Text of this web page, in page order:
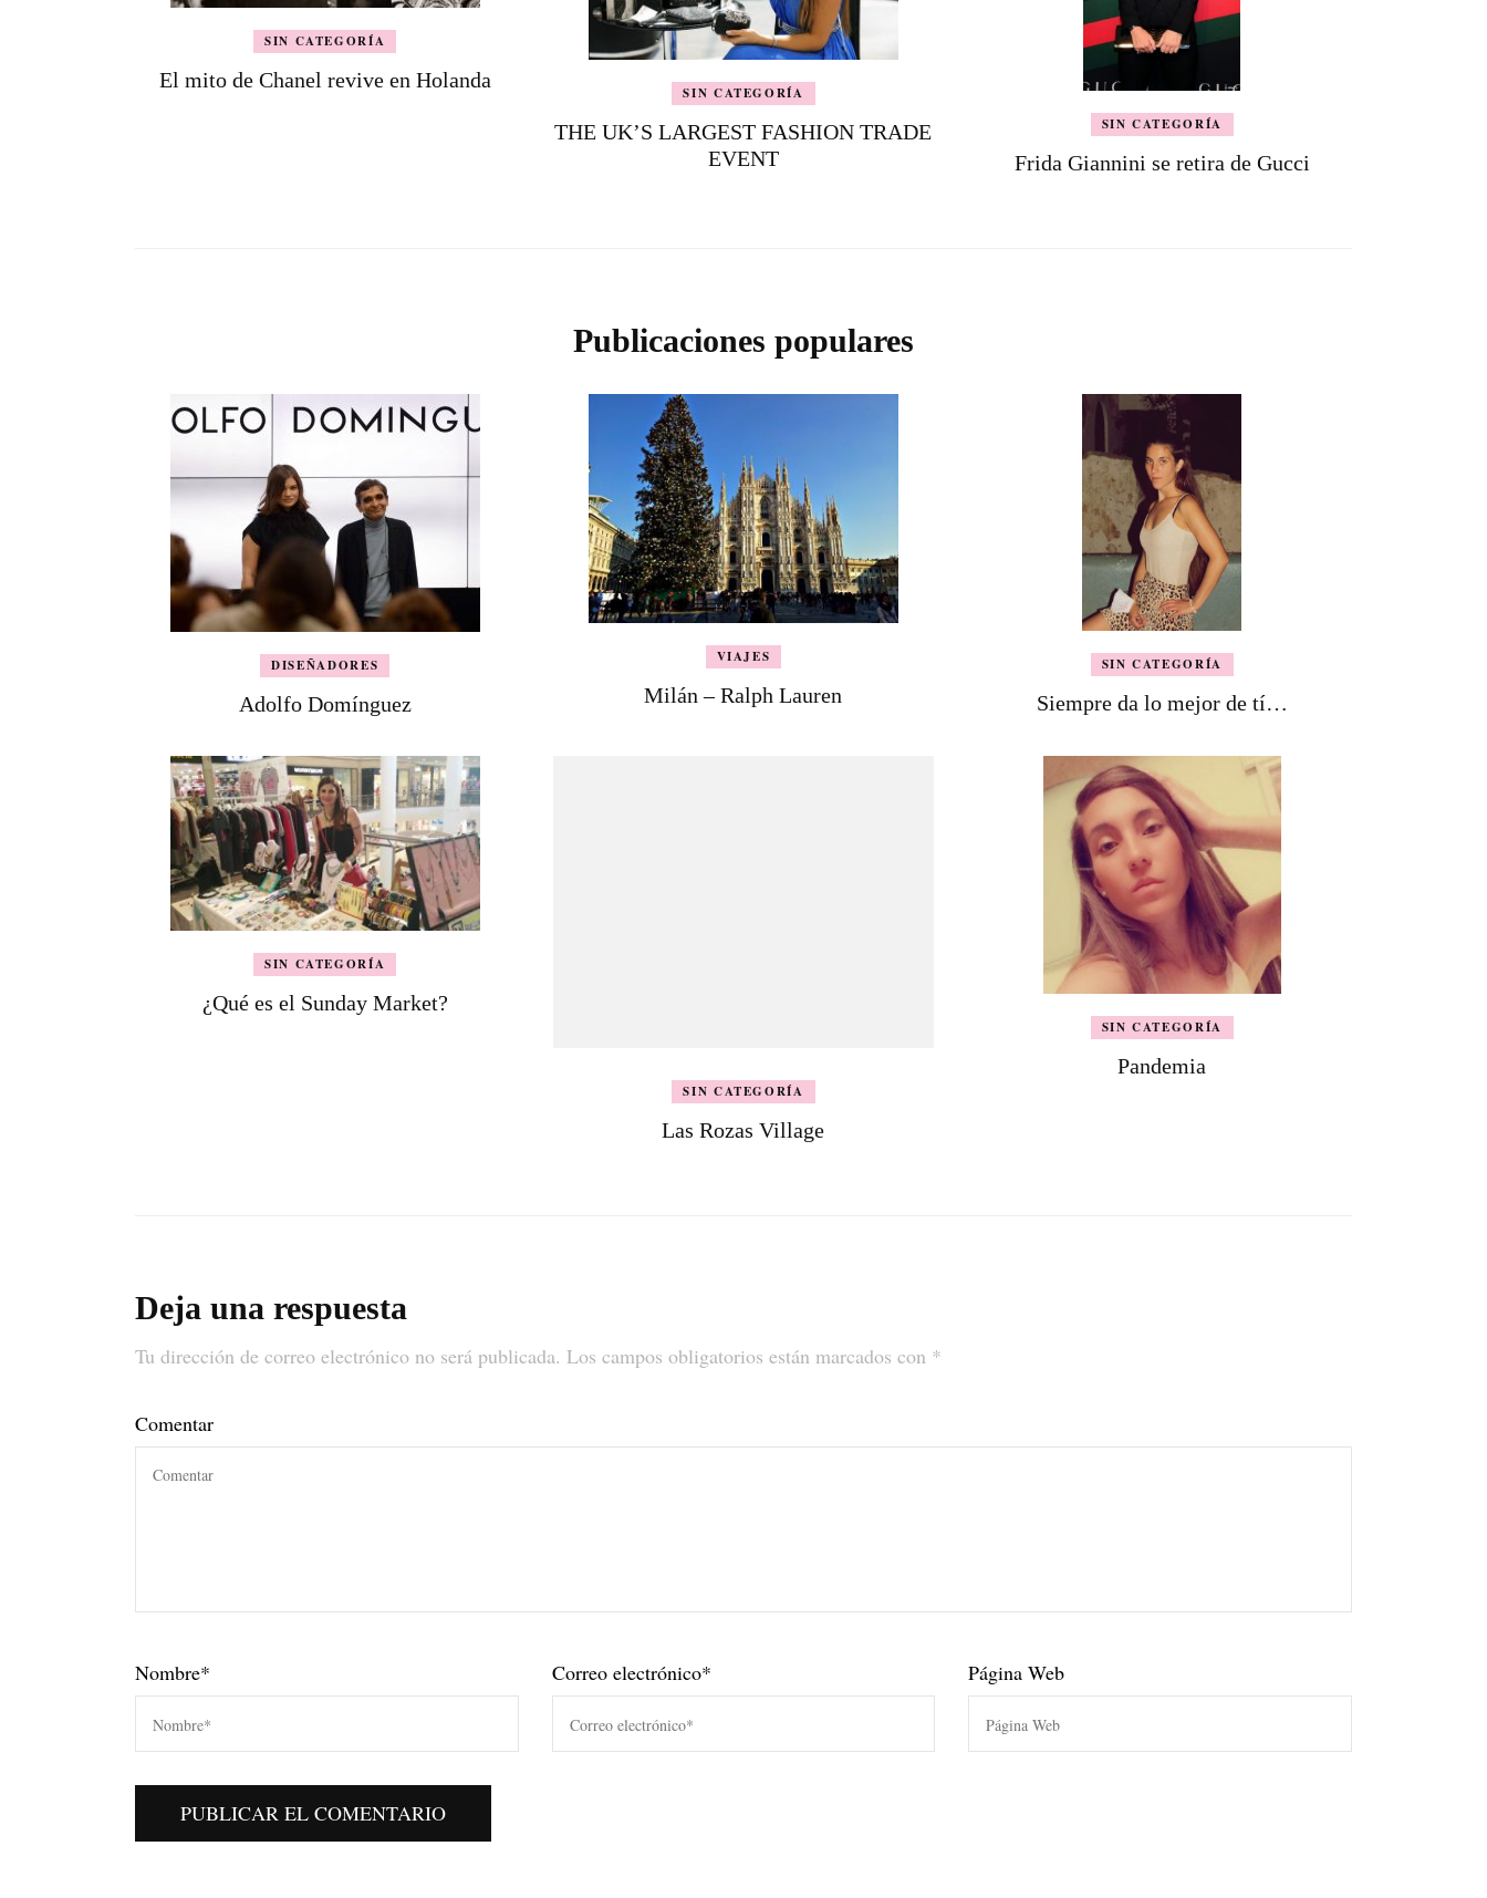
SIN CATEGORÍA
El mito de Chanel revive en Holanda
SIN CATEGORÍA
THE UK’S LARGEST FASHION TRADE
EVENT
SIN CATEGORÍA
Frida Giannini se retira de Gucci
Publicaciones populares
DISEÑADORES
Adolfo Domínguez
VIAJES
Milán – Ralph Lauren
SIN CATEGORÍA
Siempre da lo mejor de tí…
SIN CATEGORÍA
¿Qué es el Sunday Market?
SIN CATEGORÍA
Las Rozas Village
SIN CATEGORÍA
Pandemia
Deja una respuesta
Tu dirección de correo electrónico no será publicada. Los campos obligatorios están marcados con *
Comentar
Nombre* Correo electrónico* Página Web